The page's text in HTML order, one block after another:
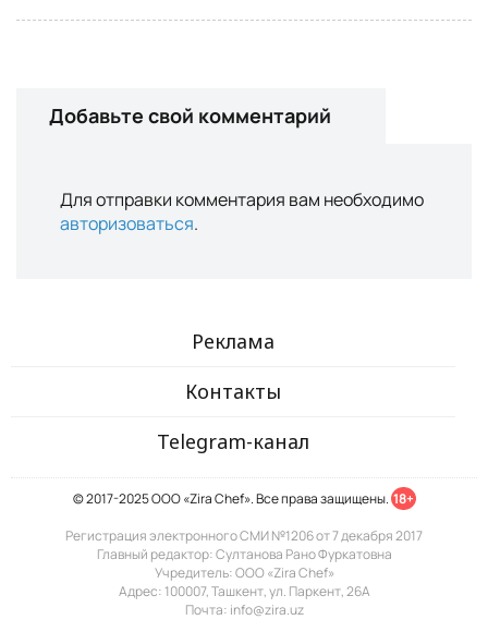
Добавьте свой комментарий
Для отправки комментария вам необходимо
авторизоваться.
Реклама
Контакты
Telegram-канал
© 2017-2025 ООО «Zira Chef». Все права защищены. 18+
Регистрация электронного СМИ №1206 от 7 декабря 2017
Главный редактор: Султанова Рано Фуркатовна
Учредитель: ООО «Zira Chef»
Адрес: 100007, Ташкент, ул. Паркент, 26А
Почта: info@zira.uz